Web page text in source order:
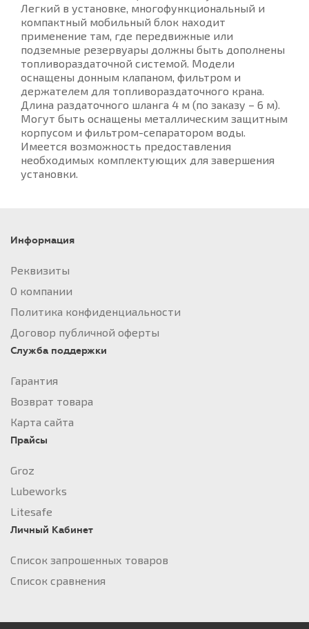
Легкий в установке, многофункциональный и
компактный мобильный блок находит
применение там, где передвижные или
подземные резервуары должны быть дополнены
топливораздаточной системой. Модели
оснащены донным клапаном, фильтром и
держателем для топливораздаточного крана.
Длина раздаточного шланга 4 м (по заказу – 6 м).
Могут быть оснащены металлическим защитным
корпусом и фильтром-сепаратором воды.
Имеется возможность предоставления
необходимых комплектующих для завершения
установки.
Информация
Реквизиты
О компании
Политика конфиденциальности
Договор публичной оферты
Служба поддержки
Гарантия
Возврат товара
Карта сайта
Прайсы
Groz
Lubeworks
Litesafe
Личный Кабинет
Список запрошенных товаров
Список сравнения